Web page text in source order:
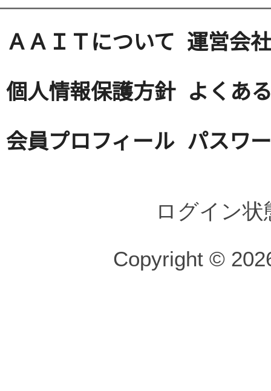
ＡＡＩＴについて 運営会社
個人情報保護方針 よくあ
会員プロフィール パスワ
ログイン
Copyright ©